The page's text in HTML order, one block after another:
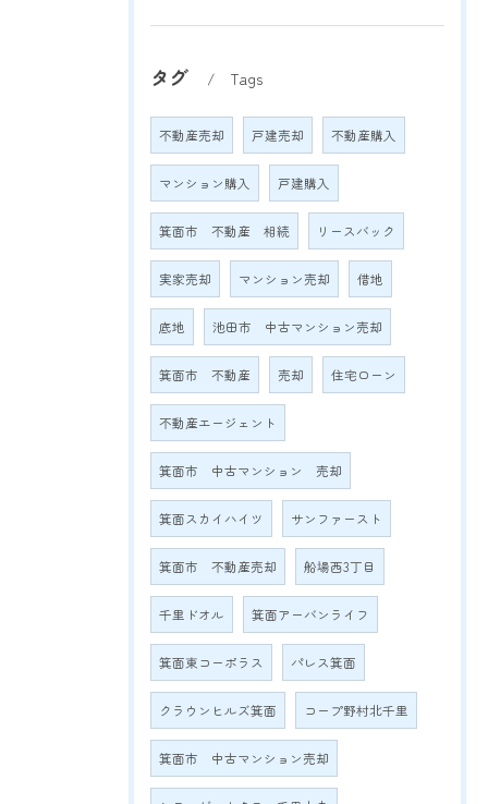
タグ Tags
不動産売却 戸建売却 不動産購入
マンション購入 戸建購入
箕面市 不動産 相続 リースバック
実家売却 マンション売却 借地
底地 池田市 中古マンション売却
箕面市 不動産 売却 住宅ローン
不動産エージェント
箕面市 中古マンション 売却
箕面スカイハイツ サンファースト
箕面市 不動産売却 船場西3丁目
千里ドオル 箕面アーバンライフ
箕面東コーポラス パレス箕面
クラウンヒルズ箕面 コープ野村北千里
箕面市 中古マンション売却